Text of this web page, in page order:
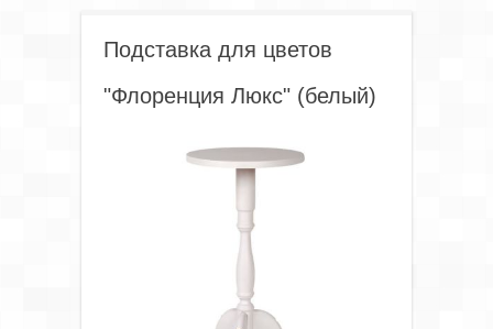
(белый)
Подставка для цветов
"Флоренция Люкс" (белый)